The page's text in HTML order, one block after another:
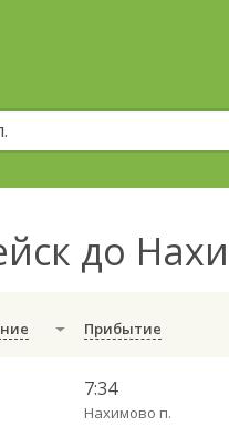
до
Прибытие
7:34
Нахимово п.